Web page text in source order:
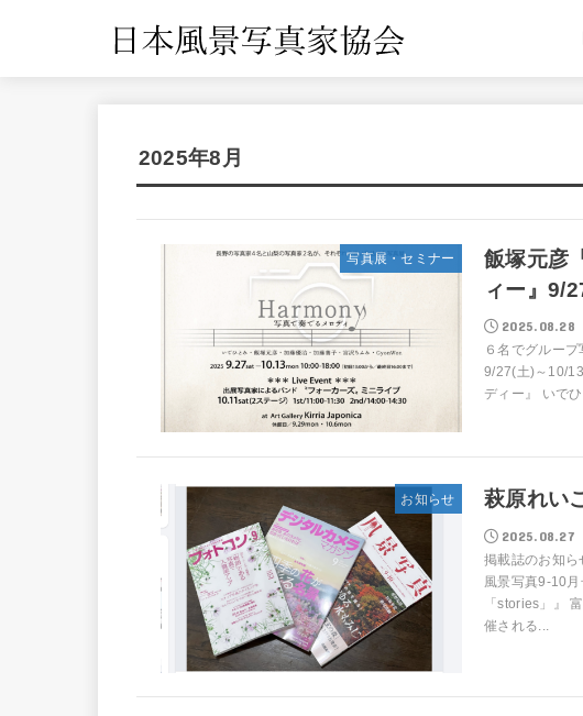
2025年8月
写真展・セミナー
飯塚元彦
ィー』9/
2025.08.28
６名でグルー
9/27(土)～10/
ディー』 いで
お知らせ 萩原れい
2025.08.27
掲載誌のお知ら
風景写真9-10
「stories」』
催される...